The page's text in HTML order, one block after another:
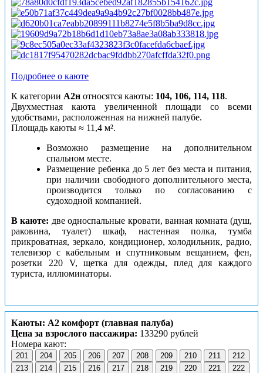
Подробнее о каюте
К категории А2н относятся каюты: 104, 106, 114, 118.
Двухместная каюта увеличенной площади со всеми
удобствами, расположенная на нижней палубе.
Площадь каюты ≈ 11,4 м².
Возможно размещение на дополнительном
спальном месте.
Размещение ребенка до 5 лет без места и питания,
при наличии свободного дополнительного места,
производится только по согласованию с
судоходной компанией.
В каюте: две односпальные кровати, ванная комната (душ,
раковина, туалет) шкаф, настенная полка, тумба
прикроватная, зеркало, кондиционер, холодильник, радио,
телевизор с кабельным и спутниковым вещанием, фен,
розетки 220 V, щетка для одежды, плед для каждого
туриста, иллюминаторы.
Каюты: А2 комфорт (главная палуба)
Цена за взрослого пассажира: 133290 рублей
Номера кают:
201 204 205 206 207 208 209 210 211
212
213
214 215 216 217 218 219 220 221
222